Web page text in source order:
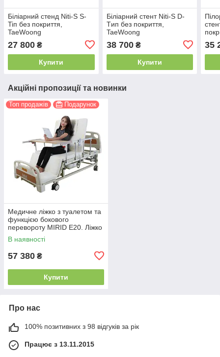
Біліарний стенд Niti-S S-
Tiп без покриття,
TaeWoong
27 800 ₴
Купити
Біліарний стент Niti-S D-
Tип без покриття,
TaeWoong
38 700₴
Купити
35
Акційні пропозиції та новинки
Топ продажів Подарунок
Медичне ліжко з туалетом та
функцією бокового
перевороту MIRID E20. Ліжко
для реабілітації інваліда.
В наявності
57 380 ₴
Купити
Про нас
100% позитивних з 98 відгуків за рік
Працює з 13.11.2015